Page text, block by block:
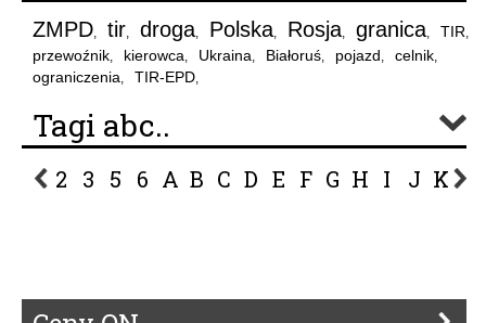
ZMPD, tir, droga, Polska, Rosja, granica, TIR,
przewoźnik, kierowca, Ukraina, Białoruś, pojazd, celnik,
ograniczenia, TIR-EPD,
Tagi abc..
2 3 5 6 A B C D E F G H I J K L